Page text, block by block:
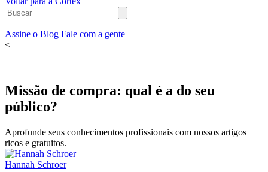
Assine o Blog Fale com a gente
<
Missão de compra: qual é a do seu
público?
Aprofunde seus conhecimentos profissionais com nossos artigos
ricos e gratuitos.
Hannah Schroer